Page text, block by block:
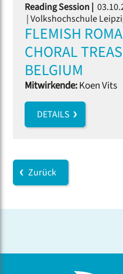
Reading Session |
| Volkshochschule
FLEMISH
CHORAL
BELGIUM
Mitwirkende:Koen Vits
DETAILS
Zurück